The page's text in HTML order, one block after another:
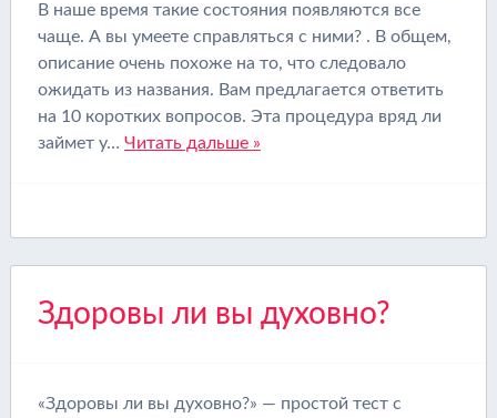
В наше время такие состояния появляются все
чаще. А вы умеете справляться с ними? . В общем,
описание очень похоже на то, что следовало
ожидать из названия. Вам предлагается ответить
на 10 коротких вопросов. Эта процедура вряд ли
займет у… Читать дальше »
Здоровы ли вы духовно?
«Здоровы ли вы духовно?» — простой тест с